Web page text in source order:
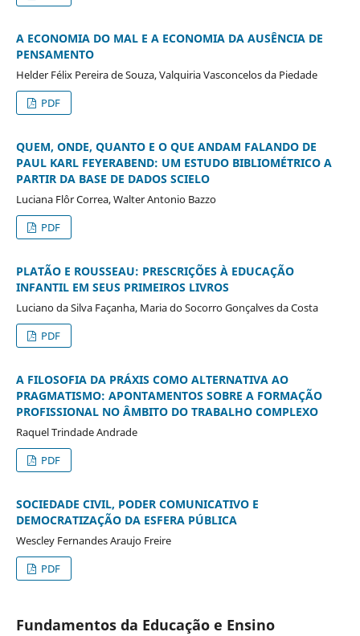
A ECONOMIA DO MAL E A ECONOMIA DA AUSÊNCIA DE
PENSAMENTO
Helder Félix Pereira de Souza, Valquiria Vasconcelos da Piedade
PDF
QUEM, ONDE, QUANTO E O QUE ANDAM FALANDO DE
PAUL KARL FEYERABEND: UM ESTUDO BIBLIOMÉTRICO A
PARTIR DA BASE DE DADOS SCIELO
Luciana Flôr Correa, Walter Antonio Bazzo
PDF
PLATÃO E ROUSSEAU: PRESCRIÇÕES À EDUCAÇÃO
INFANTIL EM SEUS PRIMEIROS LIVROS
Luciano da Silva Façanha, Maria do Socorro Gonçalves da Costa
PDF
A FILOSOFIA DA PRÁXIS COMO ALTERNATIVA AO
PRAGMATISMO: APONTAMENTOS SOBRE A FORMAÇÃO
PROFISSIONAL NO ÂMBITO DO TRABALHO COMPLEXO
Raquel Trindade Andrade
PDF
SOCIEDADE CIVIL, PODER COMUNICATIVO E
DEMOCRATIZAÇÃO DA ESFERA PÚBLICA
Wescley Fernandes Araujo Freire
PDF
Fundamentos da Educação e Ensino